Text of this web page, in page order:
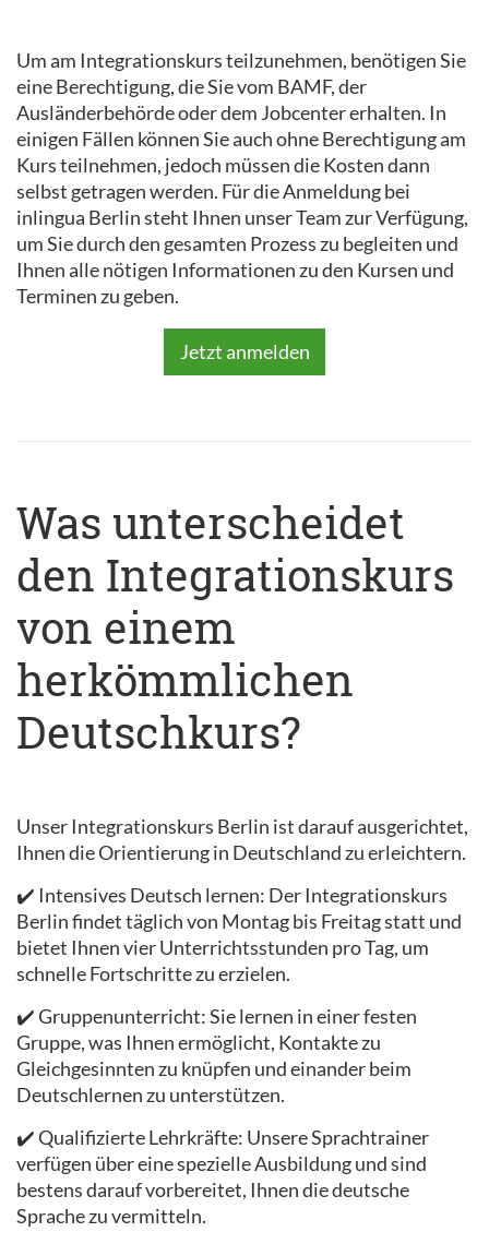
Um am Integrationskurs teilzunehmen, benötigen Sie
eine Berechtigung, die Sie vom BAMF, der
Ausländerbehörde oder dem Jobcenter erhalten. In
einigen Fällen können Sie auch ohne Berechtigung am
Kurs teilnehmen, jedoch müssen die Kosten dann
selbst getragen werden. Für die Anmeldung bei
inlingua Berlin steht Ihnen unser Team zur Verfügung,
um Sie durch den gesamten Prozess zu begleiten und
Ihnen alle nötigen Informationen zu den Kursen und
Terminen zu geben.
Jetzt anmelden
Was unterscheidet
den Integrationskurs
von einem
herkömmlichen
Deutschkurs?
Unser Integrationskurs Berlin ist darauf ausgerichtet,
Ihnen die Orientierung in Deutschland zu erleichtern.
✔️ Intensives Deutsch lernen: Der Integrationskurs
Berlin findet täglich von Montag bis Freitag statt und
bietet Ihnen vier Unterrichtsstunden pro Tag, um
schnelle Fortschritte zu erzielen.
✔️ Gruppenunterricht: Sie lernen in einer festen
Gruppe, was Ihnen ermöglicht, Kontakte zu
Gleichgesinnten zu knüpfen und einander beim
Deutschlernen zu unterstützen.
✔️ Qualifizierte Lehrkräfte: Unsere Sprachtrainer
verfügen über eine spezielle Ausbildung und sind
bestens darauf vorbereitet, Ihnen die deutsche
Sprache zu vermitteln.